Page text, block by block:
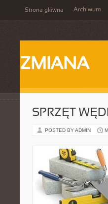
Strona główna Archiwum
ZMIANA
SPRZĘT
POSTED BY ADMIN